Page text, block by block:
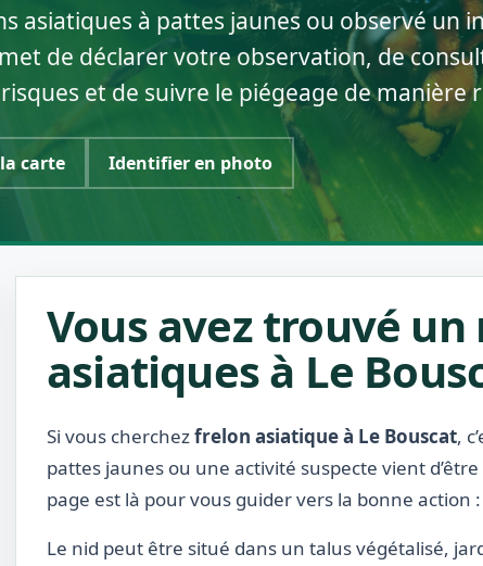
asiatiques à pattes jaunes ou observé un
de déclarer votre observation, de
et de suivre le piégeage de manière
carte Identifier en photo
Vous avez trouvé
asiatiques à Le
Si vous cherchezfrelon asiatique à Le Bouscat,
pattes jaunes ou une activité suspecte vient
page est là pour vous guider vers la bonne action :
Le nid peut être situé dans un talus végétalisé,